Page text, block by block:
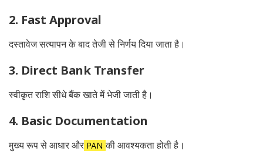
2. Fast Approval
दस्तावेज सत्यापन के बाद तेजी से निर्णय दिया जाता है।
3. Direct Bank Transfer
स्वीकृत राशि सीधे बैंक खाते में भेजी जाती है।
4. Basic Documentation
मुख्य रूप से आधार और PANकी आवश्यकता होती है।